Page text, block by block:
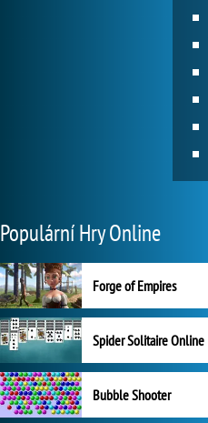
Populární Hry Online
Forge of Empires
Spider Solitaire Online
Bubble Shooter